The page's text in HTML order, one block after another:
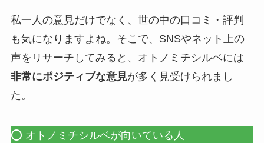
私一人の意見だけでなく、世の中の口コミ・評判
も気になりますよね。そこで、SNSやネット上の
声をリサーチしてみると、オトノミチシルベには
非常にポジティブな意見が多く見受けられまし
た。
⭕️ オトノミチシルベが向いている人